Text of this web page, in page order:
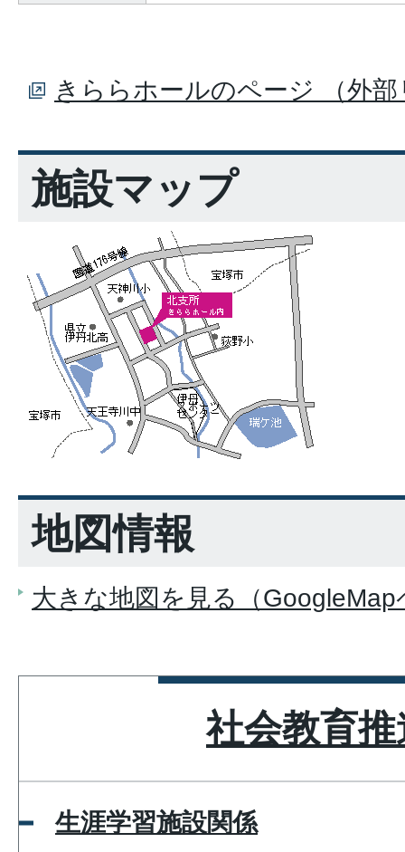
きららホールのページ （外
施設マップ
地図情報
大きな地図を見る（GoogleMap
社会教育
生涯学習施設関係